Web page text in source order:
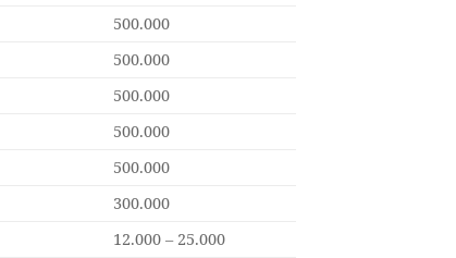
500.000
500.000
500.000
500.000
500.000
300.000
12.000 – 25.000